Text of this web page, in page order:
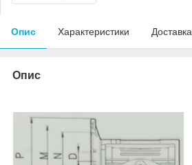
Опис Характеристики Доставка
Опис